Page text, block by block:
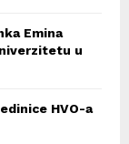
Emina
u
HVO-a